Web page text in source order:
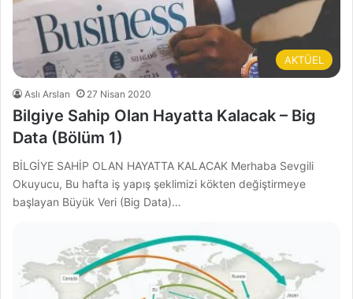
AKTÜEL
Aslı Arslan 27 Nisan 2020
Bilgiye Sahip Olan Hayatta Kalacak – Big
Data (Bölüm 1)
BİLGİYE SAHİP OLAN HAYATTA KALACAK Merhaba Sevgili
Okuyucu, Bu hafta iş yapış şeklimizi kökten değiştirmeye
başlayan Büyük Veri (Big Data)…